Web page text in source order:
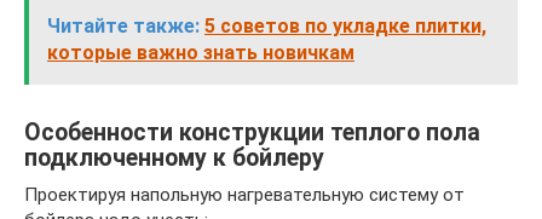
Читайте также: 5 советов по укладке плитки,
которые важно знать новичкам
Особенности конструкции теплого пола
подключенному к бойлеру
Проектируя напольную нагревательную систему от